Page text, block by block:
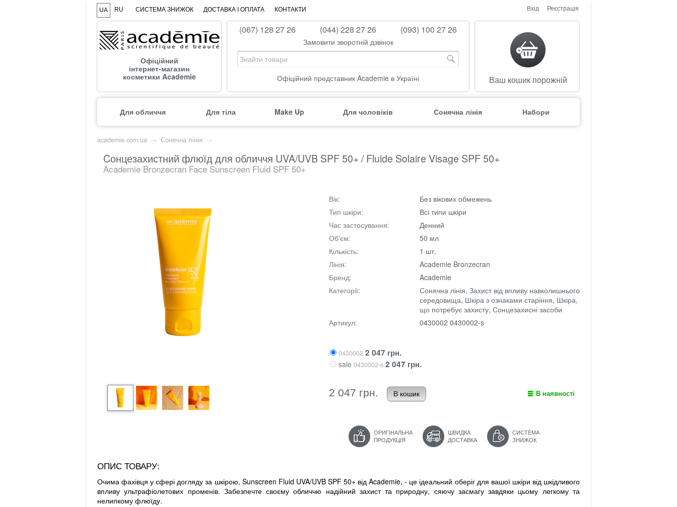
UA RU СИСТЕМА ЗНИЖОК ДОСТАВКА І ОПЛАТА КОНТАКТИ Вхід Реєстрація
Офіційний
інтернет-магазин
косметики Academie
(067) 128 27 26 (044) 228 27 26 (093) 100 27 26
Замовити зворотній дзвінок
Офіційний представник Academie в Україні Ваш кошик порожній
Для обличчя Для тіла Make Up Для чоловіків Сонячна лінія Набори
academie.com.ua → Сонячна лінія →
Cонцезахистний флюїд для обличчя UVA/UVB SPF 50+ / Fluide Solaire Visage SPF 50+
Academie Bronzecran Face Sunscreen Fluid SPF 50+
Вік:
Без вікових обмежень
Тип шкіри:
Всі типи шкіри
Час застосування:
Денний
Об'єм:
50 мл
Кількість:
1 шт.
Лінія:
Academie Bronzecran
Бренд:
Academie
Категорії:
Сонячна лінія, Захист від впливу навколишнього
середовища, Шкіра з ознаками старіння, Шкіра,
що потребує захисту, Сонцезахисні засоби
Артикул:
0430002 0430002-s
0430002 2 047 грн.
sale 0430002-s 2 047 грн.
В наявності
2 047 грн.
ОРИГІНАЛЬНА
ПРОДУКЦІЯ
ШВИДКА
ДОСТАВКА
СИСТЕМА
ЗНИЖОК
ОПИС ТОВАРУ:
Очима фахівця у сфері догляду за шкірою, Sunscreen Fluid UVA/UVB SPF 50+ від Academie, - це ідеальний оберіг для вашої шкіри від шкідливого
впливу ультрафіолетових променів. Забезпечте своєму обличчю надійний захист та природну, сяючу засмагу завдяки цьому легкому та
нелипкому флюїду.